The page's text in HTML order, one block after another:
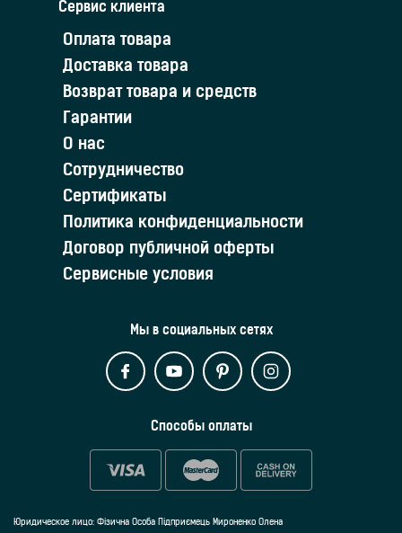
Сервис клиента
Оплата товара
Доставка товара
Возврат товара и средств
Гарантии
О нас
Сотрудничество
Сертификаты
Политика конфиденциальности
Договор публичной оферты
Сервисные условия
Мы в социальных сетях
Способы оплаты
Юридическое лицо: Фізична Особа Підприємець Мироненко Олена